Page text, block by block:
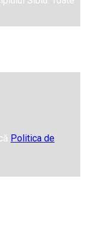
Politica de